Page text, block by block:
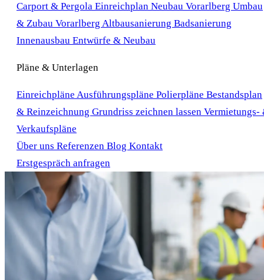
Carport & Pergola Einreichplan Neubau Vorarlberg Umbau
& Zubau Vorarlberg Altbausanierung Badsanierung
Innenausbau Entwürfe & Neubau
Pläne & Unterlagen
Einreichpläne Ausführungspläne Polierpläne Bestandsplan
& Reinzeichnung Grundriss zeichnen lassen Vermietungs-
Verkaufspläne
Über uns Referenzen Blog Kontakt
Erstgespräch anfragen